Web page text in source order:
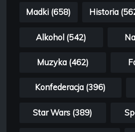
Madki (658) Historia
Alkohol (542)
Muzyka (462)
Konfederacja (396)
Star Wars (389)